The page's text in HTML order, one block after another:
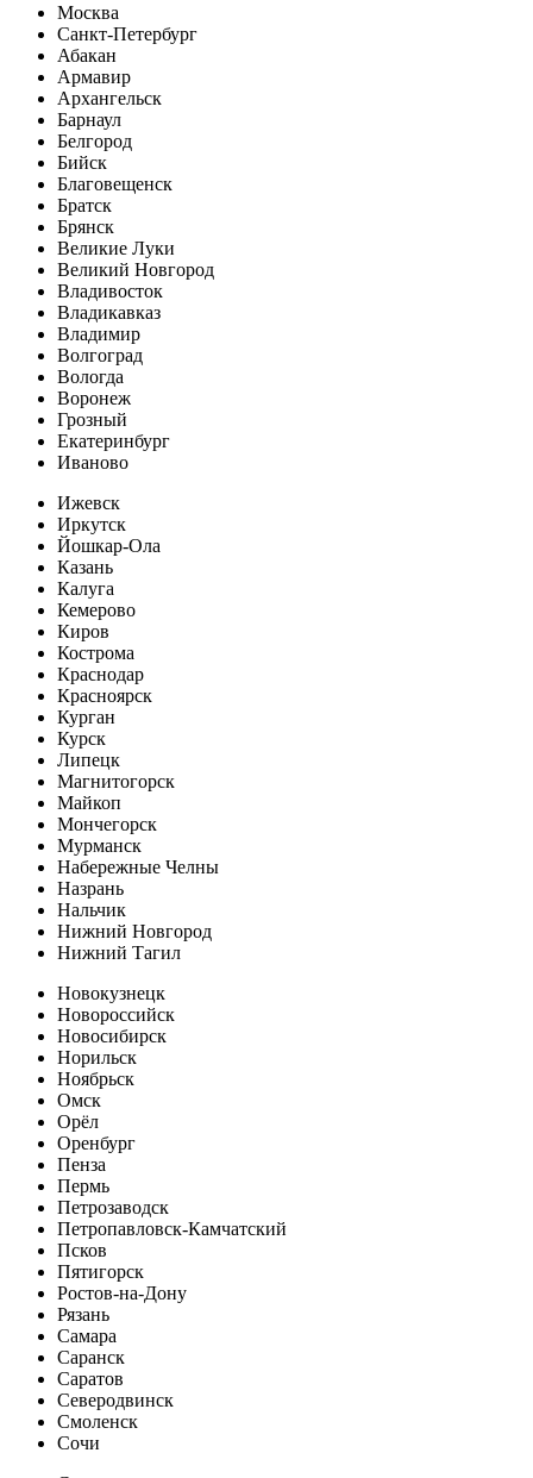
Москва
Санкт-Петербург
Абакан
Армавир
Архангельск
Барнаул
Белгород
Бийск
Благовещенск
Братск
Брянск
Великие Луки
Великий Новгород
Владивосток
Владикавказ
Владимир
Волгоград
Вологда
Воронеж
Грозный
Екатеринбург
Иваново
Ижевск
Иркутск
Йошкар-Ола
Казань
Калуга
Кемерово
Киров
Кострома
Краснодар
Красноярск
Курган
Курск
Липецк
Магнитогорск
Майкоп
Мончегорск
Мурманск
Набережные Челны
Назрань
Нальчик
Нижний Новгород
Нижний Тагил
Новокузнецк
Новороссийск
Новосибирск
Норильск
Ноябрьск
Омск
Орёл
Оренбург
Пенза
Пермь
Петрозаводск
Петропавловск-Камчатский
Псков
Пятигорск
Ростов-на-Дону
Рязань
Самара
Саранск
Саратов
Северодвинск
Смоленск
Сочи